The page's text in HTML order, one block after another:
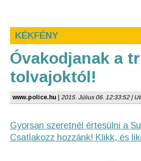
KÉKFÉNY
Óvakodjanak a
tolvajoktól!
www.police.hu 2015. Július 06. 12:33:52 |
Gyorsan szeretnél értesülni a
Csatlakozz hozzánk! Klikk, és